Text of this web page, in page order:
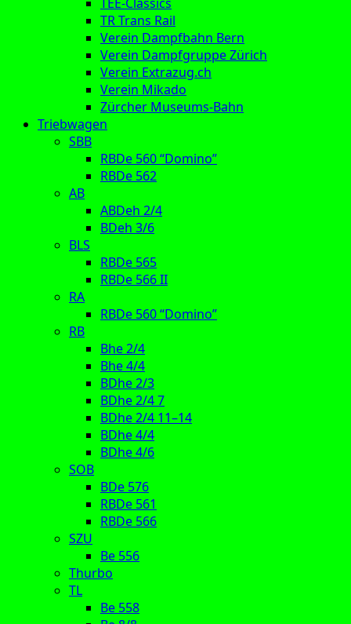
TR Trans Rail
Verein Dampfbahn Bern
Verein Dampfgruppe Zürich
Verein Extrazug.ch
Verein Mikado
Zürcher Museums-Bahn
Triebwagen
SBB
RBDe 560 “Domino”
RBDe 562
AB
ABDeh 2/4
BDeh 3/6
BLS
RBDe 565
RBDe 566 II
RA
RBDe 560 “Domino”
RB
Bhe 2/4
Bhe 4/4
BDhe 2/3
BDhe 2/4 7
BDhe 2/4 11–14
BDhe 4/4
BDhe 4/6
SOB
BDe 576
RBDe 561
RBDe 566
SZU
Be 556
Thurbo
TL
Be 558